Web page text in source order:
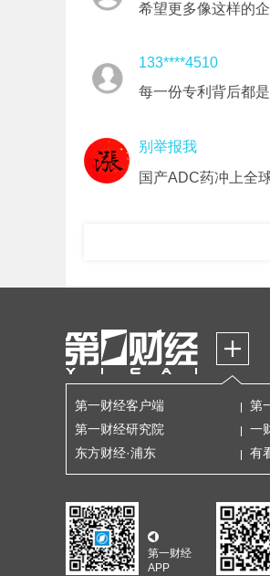
希望更多像这样的企
133****4510
每一份专利背后都
别举报我
国产ADC药冲上全
第一财经客户端 第
第一财经研究院
一
东方财经·浦东
有
第一财经
APP